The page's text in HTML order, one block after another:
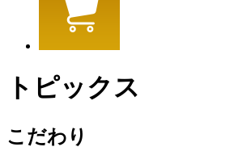
トピックス
こだわり